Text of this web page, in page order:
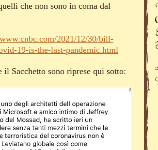
che non sono in coma dal
2021/12/30/bill-
19-is-the-last-pandemic.html
il Sacchetto sono riprese qui sotto: